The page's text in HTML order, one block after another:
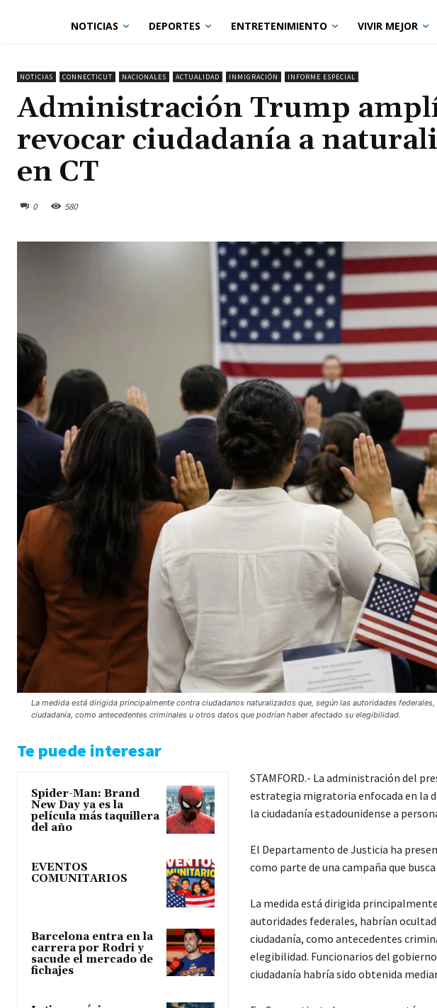
NOTICIAS DEPORTES ENTRETENIMIENTO VIVIR MEJOR
NOTICIAS CONNECTICUT NACIONALES ACTUALIDAD INMIGRACIÓN INFORME ESPECIAL
Administración Trump
revocar ciudadanía a
en CT
0 580
La medida está dirigida principalmente contra ciudadanos naturalizados que, según las autoridades
ciudadanía, como antecedentes criminales u otros datos que podrían haber afectado su elegibilidad.
Te puede interesar
Spider-Man: Brand
New Day ya es la
película más taquillera
del año
EVENTOS
COMUNITARIOS
Barcelona entra en la
carrera por Rodri y
sacude el mercado de
fichajes
STAMFORD.- La administración del
estrategia migratoria enfocada en la
la ciudadanía estadounidense a
El Departamento de Justicia ha
como parte de una campaña que
La medida está dirigida
autoridades federales, habrían
ciudadanía, como antecedentes
elegibilidad. Funcionarios del
ciudadanía habría sido obtenida